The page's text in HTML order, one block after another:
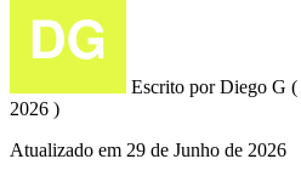
Escrito por Diego G (
2026 )
Atualizado em 29 de Junho de 2026